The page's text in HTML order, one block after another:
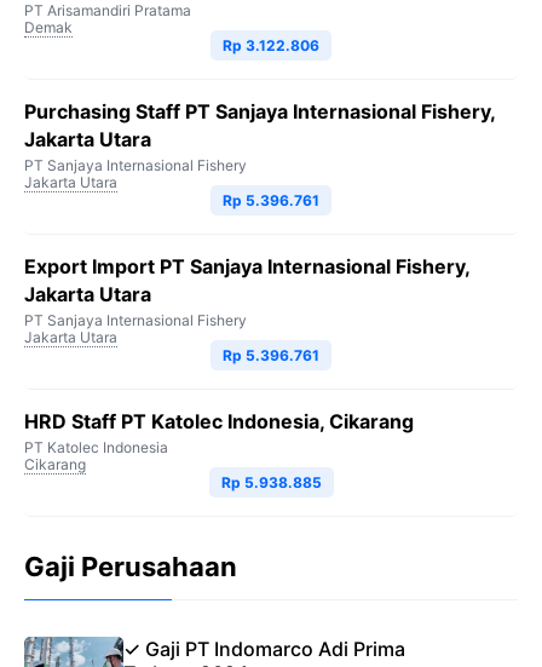
PT Arisamandiri Pratama
Demak
Rp 3.122.806
Purchasing Staff PT Sanjaya Internasional Fishery,
Jakarta Utara
PT Sanjaya Internasional Fishery
Jakarta Utara
Rp 5.396.761
Export Import PT Sanjaya Internasional Fishery,
Jakarta Utara
PT Sanjaya Internasional Fishery
Jakarta Utara
Rp 5.396.761
HRD Staff PT Katolec Indonesia, Cikarang
PT Katolec Indonesia
Cikarang
Rp 5.938.885
Gaji Perusahaan
✓ Gaji PT Indomarco Adi Prima